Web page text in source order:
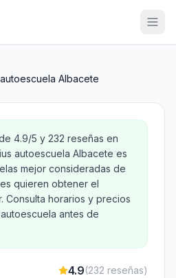
Albacete
4.9/5 y 232 reseñas en
autoescuela Albacete es
mejor consideradas de
quieren obtener el
Consulta horarios y precios
antes de
4.9(232 reseñas)